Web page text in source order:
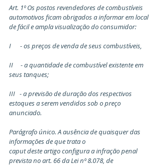
Art. 1º Os postos revendedores de combustíveis
automotivos ficam obrigados a informar em local
de fácil e ampla visualização do consumidor:
I      - os preços de venda de seus combustíveis,
II     - a quantidade de combustível existente em
seus tanques;
III   - a previsão de duração dos respectivos
estoques a serem vendidos sob o preço
anunciado.
Parágrafo único. A ausência de quaisquer das
informações de que trata o
caput deste artigo configura a infração penal
prevista no art. 66 da Lei nº 8.078, de